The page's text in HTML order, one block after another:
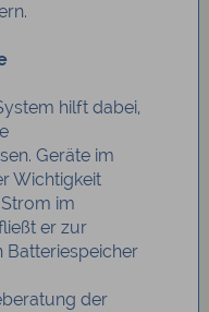
hilft dabei,
Geräte im
Wichtigkeit
im
er zur
der